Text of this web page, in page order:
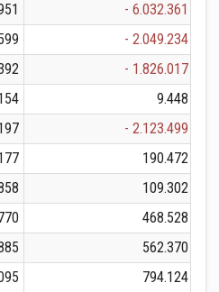
- 6.032.361
- 2.049.234
- 1.826.017
9.448
- 2.123.499
190.472
109.302
468.528
562.370
794.124